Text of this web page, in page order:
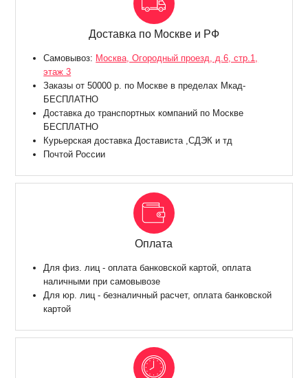
Доставка по Москве и РФ
Самовывоз: Москва, Огородный проезд, д.6, стр.1,
этаж 3
Заказы от 50000 р. по Москве в пределах Мкад-
БЕСПЛАТНО
Доставка до транспортных компаний по Москве
БЕСПЛАТНО
Курьерская доставка Достависта ,СДЭК и тд
Почтой России
Оплата
Для физ. лиц - оплата банковской картой, оплата
наличными при самовывозе
Для юр. лиц - безналичный расчет, оплата банковской
картой